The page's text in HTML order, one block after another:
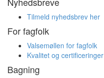
Tilmeld nyhedsbrev her
For fagfolk
Valsemøllen for fagfolk
Kvalitet og certificeringer
Bagning